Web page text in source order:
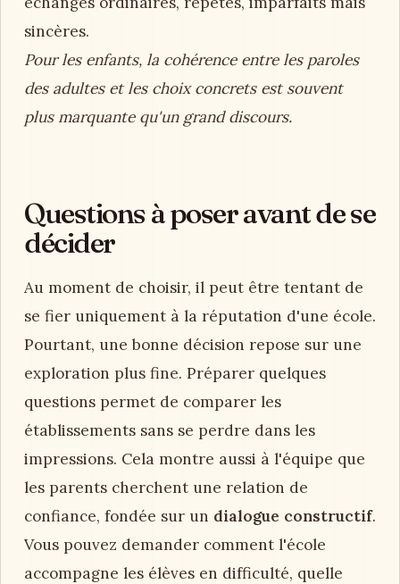
sincères.
Pour les enfants, la cohérence entre les paroles
des adultes et les choix concrets est souvent
plus marquante qu'un grand discours.
Questions à poser avant de se
décider
Au moment de choisir, il peut être tentant de
se fier uniquement à la réputation d'une école.
Pourtant, une bonne décision repose sur une
exploration plus fine. Préparer quelques
questions permet de comparer les
établissements sans se perdre dans les
impressions. Cela montre aussi à l'équipe que
les parents cherchent une relation de
confiance, fondée sur un dialogue constructif.
Vous pouvez demander comment l'école
accompagne les élèves en difficulté, quelle